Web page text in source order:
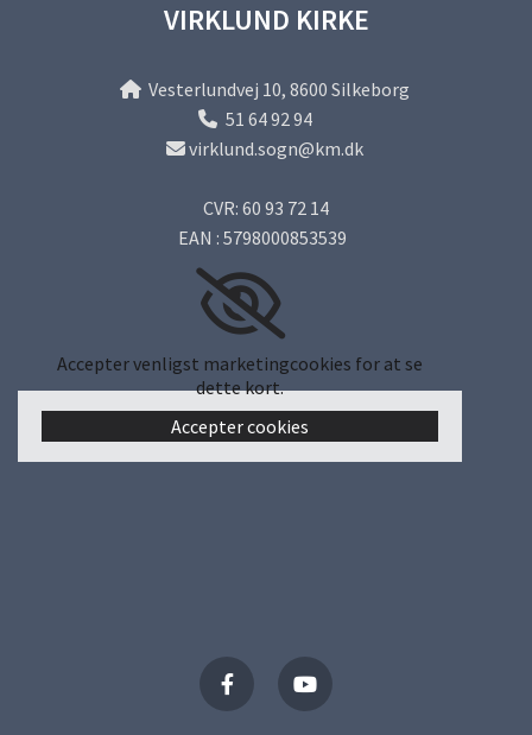
VIRKLUND KIRKE
Vesterlundvej 10, 8600 Silkeborg
 51 64 92 94
virklund.sogn@km.dk
CVR: 60 93 72 14
EAN : 5798000853539
Accepter venligst marketingcookies for at se
dette kort.
Accepter cookies